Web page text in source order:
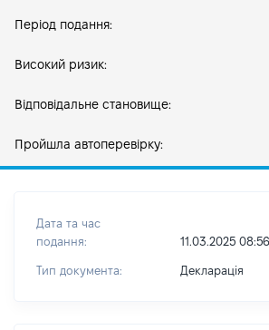
Період подання:
Високий ризик:
Відповідальне становище:
Пройшла автоперевірку:
Дата та час
подання:
11.03.2025 08:56
Тип документа: Декларація